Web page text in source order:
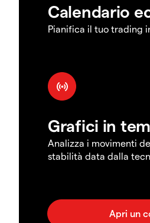
Calendario
Pianifica il tuo trading
Grafici in
Analizza i movimenti
stabilità data dalla